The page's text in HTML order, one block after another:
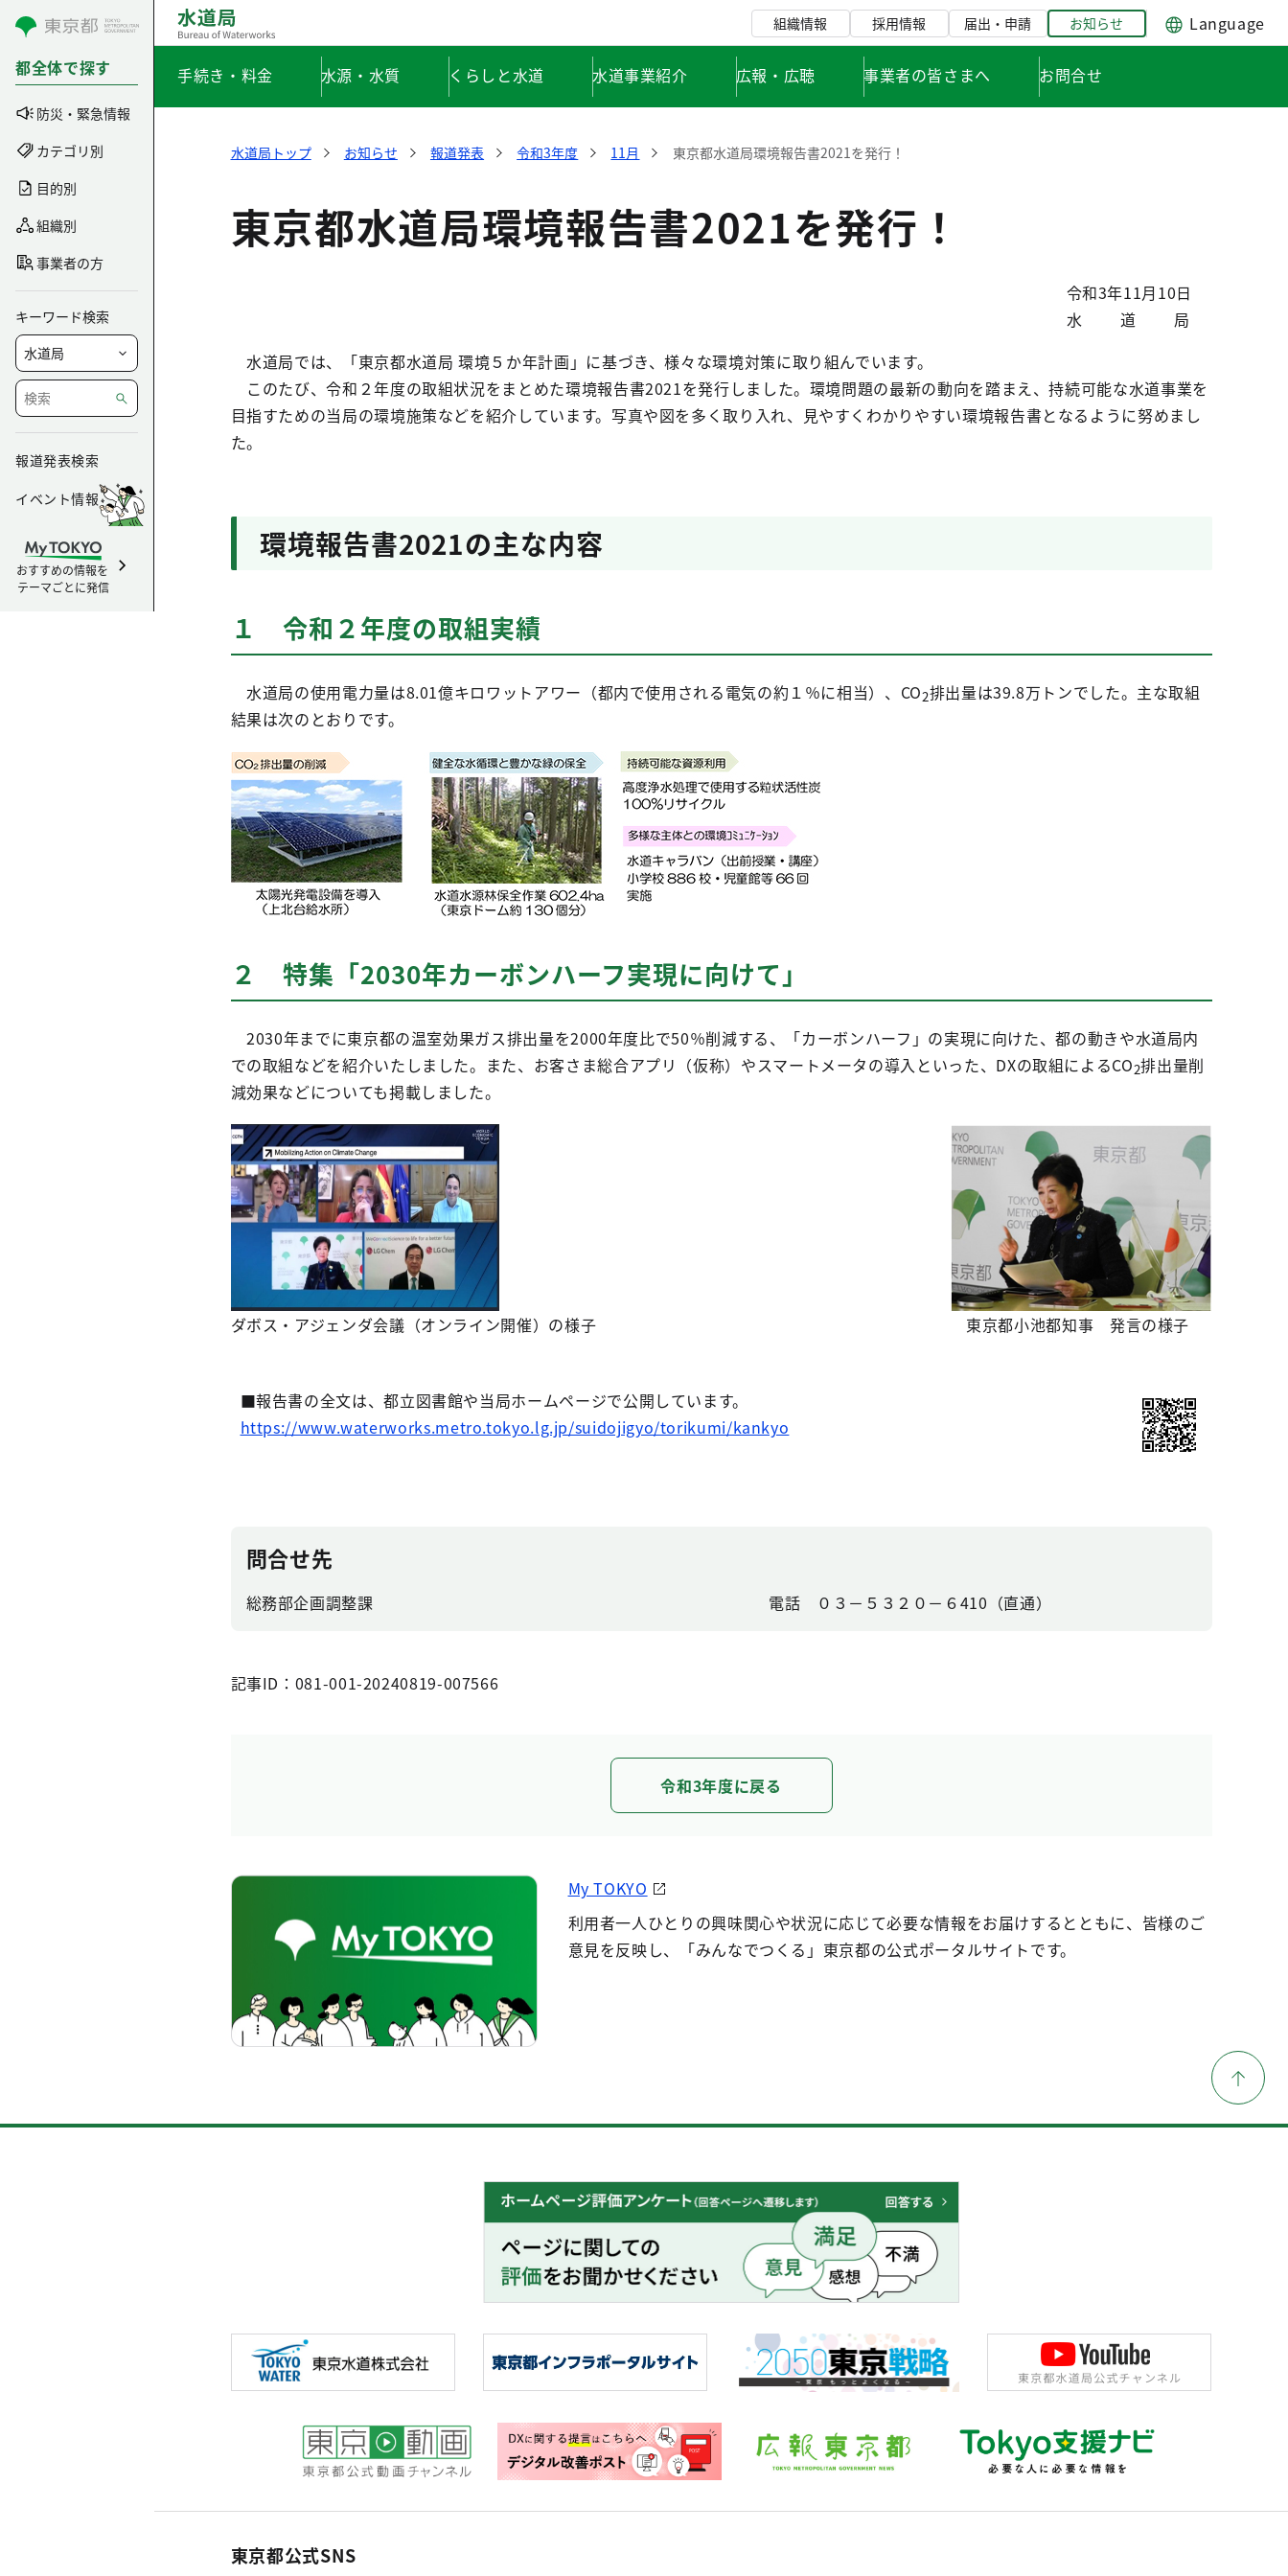
コンテンツにスキップ
都全体で探す
防災・緊急情報
カテゴリ別
目的別
組織別
事業者の方
キーワード検索
報道発表検索
イベント情報
おすすめの情報を
テーマごとに発信
組織情報 採用情報 届出・申請 お知らせ Language
手続き・料金 水源・水質 くらしと水道 水道事業紹介 広報・広聴 事業者の皆さまへ お問合せ
水道局トップ お知らせ 報道発表 令和3年度 11月 東京都水道局環境報告書2021を発行！
東京都水道局環境報告書2021を発行！
令和3年11月10日
水道局
水道局では、「東京都水道局 環境５か年計画」に基づき、様々な環境対策に取り組んでいます。
このたび、令和２年度の取組状況をまとめた環境報告書2021を発行しました。環境問題の最新の動向を踏まえ、持続可能な水道事業を
目指すための当局の環境施策などを紹介しています。写真や図を多く取り入れ、見やすくわかりやすい環境報告書となるように努めまし
た。
環境報告書2021の主な内容
１ 令和２年度の取組実績
水道局の使用電力量は8.01億キロワットアワー（都内で使用される電気の約１％に相当）、CO2排出量は39.8万トンでした。主な取組
結果は次のとおりです。
２ 特集「2030年カーボンハーフ実現に向けて」
2030年までに東京都の温室効果ガス排出量を2000年度比で50％削減する、「カーボンハーフ」の実現に向けた、都の動きや水道局内
での取組などを紹介いたしました。また、お客さま総合アプリ（仮称）やスマートメータの導入といった、DXの取組によるCO2排出量削
減効果などについても掲載しました。
ダボス・アジェンダ会議（オンライン開催）の様子 東京都小池都知事 発言の様子
■報告書の全文は、都立図書館や当局ホームページで公開しています。
https://www.waterworks.metro.tokyo.lg.jp/suidojigyo/torikumi/kankyo
問合せ先
総務部企画調整課 電話 ０３－５３２０－６410（直通）
記事ID：081-001-20240819-007566
令和3年度に戻る
My TOKYO
利用者一人ひとりの興味関心や状況に応じて必要な情報をお届けするとともに、皆様のご
意見を反映し、「みんなでつくる」東京都の公式ポータルサイトです。
東京都公式SNS